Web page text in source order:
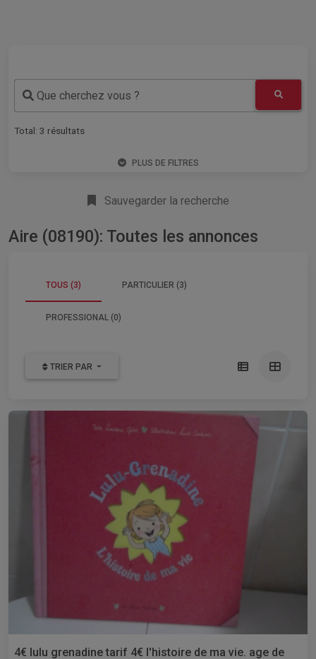
Que cherchez vous ?
Total: 3 résultats
PLUS DE FILTRES
Sauvegarder la recherche
Aire (08190): Toutes les annonces
TOUS (3) PARTICULIER (3)
PROFESSIONAL (0)
TRIER PAR
4€ lulu grenadine tarif 4€ l'histoire de ma vie. age de